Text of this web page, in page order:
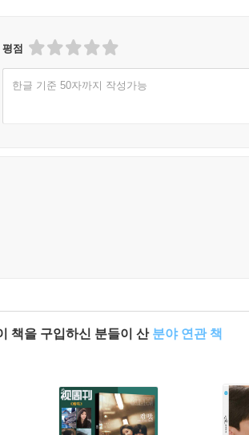
평점
한글 기준 50자까지 작성가능
책을 구입하신 분들이 산 분야 연관 책